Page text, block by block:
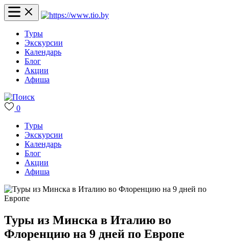
Туры
Экскурсии
Календарь
Блог
Акции
Афиша
0
Туры
Экскурсии
Календарь
Блог
Акции
Афиша
Туры из Минска в Италию во
Флоренцию на 9 дней по Европе